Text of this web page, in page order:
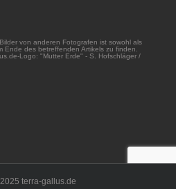
von anderen Fotografen ist sowohl als
Ende des betreffenden Artikels zu finden.
Logo: "Mutter Erde" - S. Hofschläger /
terra-gallus.de